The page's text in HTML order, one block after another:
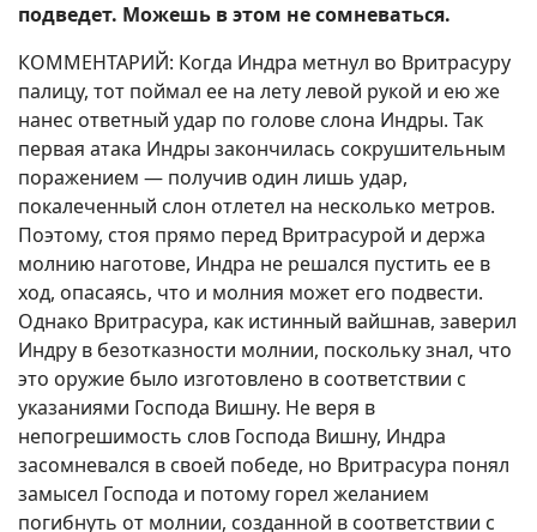
подведет. Можешь в этом не сомневаться.
КОММЕНТАРИЙ: Когда Индра метнул во Вритрасуру
палицу, тот поймал ее на лету левой рукой и ею же
нанес ответный удар по голове слона Индры. Так
первая атака Индры закончилась сокрушительным
поражением — получив один лишь удар,
покалеченный слон отлетел на несколько метров.
Поэтому, стоя прямо перед Вритрасурой и держа
молнию наготове, Индра не решался пустить ее в
ход, опасаясь, что и молния может его подвести.
Однако Вритрасура, как истинный вайшнав, заверил
Индру в безотказности молнии, поскольку знал, что
это оружие было изготовлено в соответствии с
указаниями Господа Вишну. Не веря в
непогрешимость слов Господа Вишну, Индра
засомневался в своей победе, но Вритрасура понял
замысел Господа и потому горел желанием
погибнуть от молнии, созданной в соответствии с